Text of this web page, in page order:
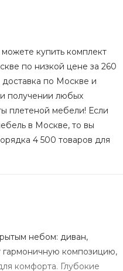
купить комплект
по низкой цене за 260
по Москве и
получении любых
плетеной мебели! Если
в Москве, то вы
4 500 товаров для
небом: диван,
гармоничную композицию,
комфорта. Глубокие